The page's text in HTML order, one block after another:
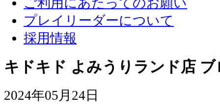
プレイリーダーについて
採用情報
キドキド よみうりランド店 ブ
2024年05月24日